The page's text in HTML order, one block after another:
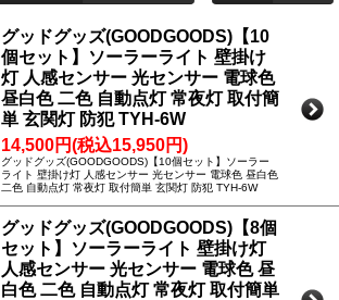
グッドグッズ(GOODGOODS)【10
個セット】ソーラーライト 壁掛け
灯 人感センサー 光センサー 電球色
昼白色 二色 自動点灯 常夜灯 取付簡
単 玄関灯 防犯 TYH-6W
14,500円(税込15,950円)
グッドグッズ(GOODGOODS)【10個セット】ソーラー
ライト 壁掛け灯 人感センサー 光センサー 電球色 昼白色
二色 自動点灯 常夜灯 取付簡単 玄関灯 防犯 TYH-6W
グッドグッズ(GOODGOODS)【8個
セット】ソーラーライト 壁掛け灯
人感センサー 光センサー 電球色 昼
白色 二色 自動点灯 常夜灯 取付簡単